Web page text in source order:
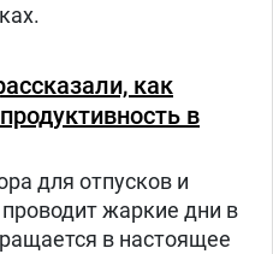
как
в
для отпусков и
проводит жаркие дни в
в настоящее